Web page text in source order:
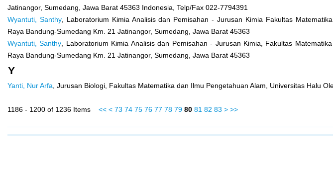
Jatinangor, Sumedang, Jawa Barat 45363 Indonesia, Telp/Fax 022-7794391
Wyantuti, Santhy, Laboratorium Kimia Analisis dan Pemisahan - Jurusan Kimia Fakultas
Raya Bandung-Sumedang Km. 21 Jatinangor, Sumedang, Jawa Barat 45363
Wyantuti, Santhy , Laboratorium Kimia Analisis dan Pemisahan - Jurusan Kimia, Fakultas
Raya Bandung-Sumedang Km. 21 Jatinangor, Sumedang, Jawa Barat 45363
Y
Yanti, Nur Arfa , Jurusan Biologi, Fakultas Matematika dan Ilmu Pengetahuan Alam, Universitas Halu
1186 - 1200 of 1236 Items << < 73 74 75 76 77 78 79 80 81 82 83 > >>